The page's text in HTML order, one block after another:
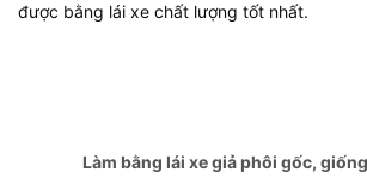
được bằng lái xe chất lượng tốt nhất.
Làm bằng lái xe giả phôi gốc,